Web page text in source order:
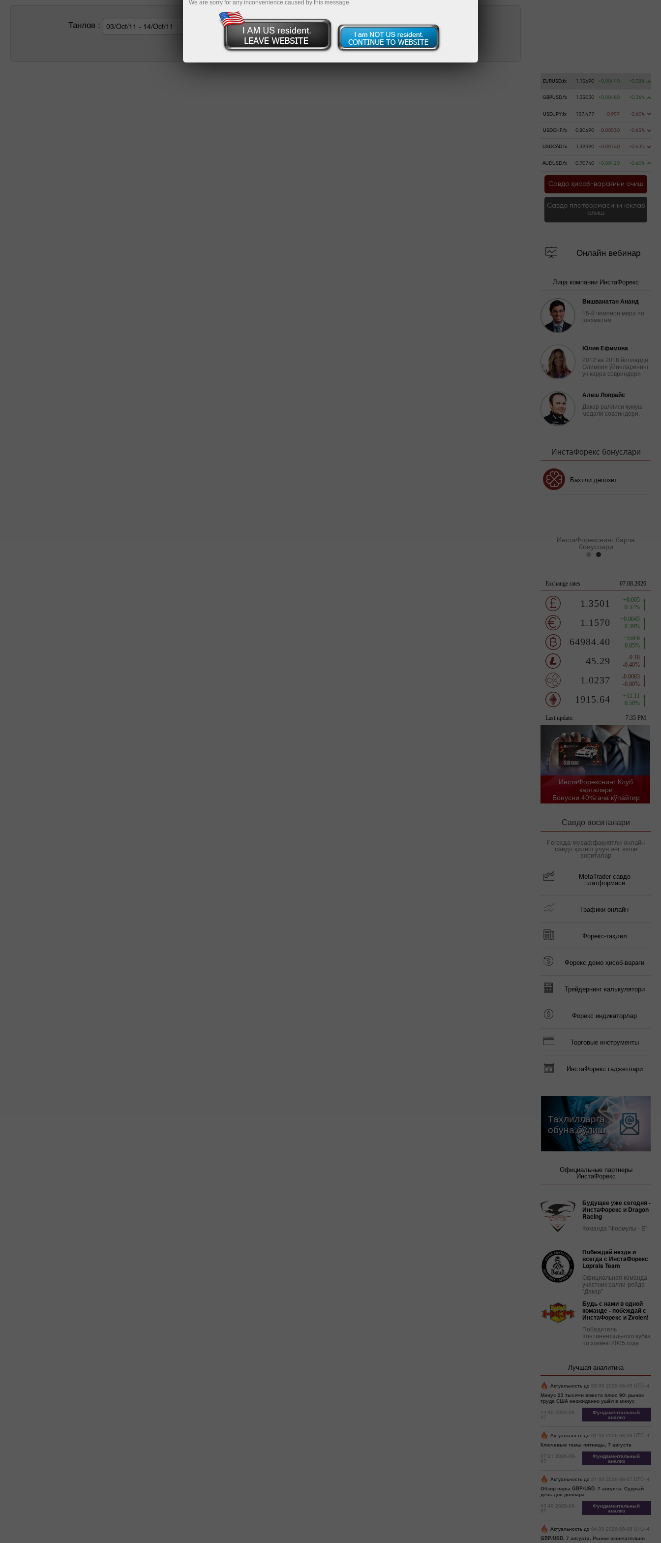
Танлов : Излаш : Барчасини кўрсатиш
Топилган трейдерлар:
EURUSD.fx 1.15690 +0.00440 +0.38%
GBPUSD.fx 1.35030 +0.00480 +0.36%
USDJPY.fx 157.477 -0.957 -0.60%
USDCHF.fx 0.80690 -0.00530 -0.65%
USDCAD.fx 1.39390 -0.00740 -0.53%
AUDUSD.fx 0.70740 +0.00420 +0.60%
Савдо ҳисоб-варағини очиш
Савдо платформасини юклаб
олиш
Онлайн вебинар
Лица компании ИнстаФорекс
Вишванатан Ананд
15-й чемпион мира по
шахматам
Юлия Ефимова
2012 ва 2016 йилларда
Олимпия ўйинларининг
уч карра совриндори
Алеш Лопрайс
Дакар раллиси кумуш
медали совриндори.
ИнстаФорекс бонуслари
Бахтли депозит
ИнстаФорекснинг барча
бонуслари
ИнстаФорекснинг Клуб
карталари
Бонусни 40%гача кўпайтир
Савдо воситалари
Forexда муваффақиятли онлайн
савдо қилиш учун энг яхши
воситалар
MetaTrader савдо
платформаси
Графики онлайн
Форекс-таҳлил
Форекс демо ҳисоб-варағи
Трейдернинг калькулятори
Форекс индикаторлар
Торговые инструменты
ИнстаФорекс гаджетлари
Таҳлилларга
обуна бўлиш
Официальные партнеры
ИнстаФорекс
Будущее уже сегодня -
ИнстаФорекс и Dragon
Racing
Команда "Формулы - Е"
Побеждай везде и
всегда с ИнстаФорекс
Loprais Team
Официальная команда-
участник ралли-рейда
"Дакар"
Будь с нами в одной
команде - побеждай с
ИнстаФорекс и Zvolen!
Победитель
Континентального кубка
по хоккею 2005 года
Лучшая аналитика
Актуальность до 08:00 2026-08-08 UTC--4
Минус 23 тысячи вместо плюс 90: рынок
труда США неожиданно ушёл в минус
14:45 2026-08-
07
Фундаментальный
анализ
Актуальность до 01:00 2026-08-08 UTC--4
Ключевые темы пятницы, 7 августа
07:21 2026-08-
07
Фундаментальный
анализ
Актуальность до 21:00 2026-08-07 UTC--4
Обзор пары GBP/USD. 7 августа. Судный
день для доллара
03:49 2026-08-
07
Фундаментальный
анализ
Актуальность до 04:00 2026-08-08 UTC--4
GBP/USD. 7 августа. Рынок окончательно
We are sorry for any inconvenience caused by this message.